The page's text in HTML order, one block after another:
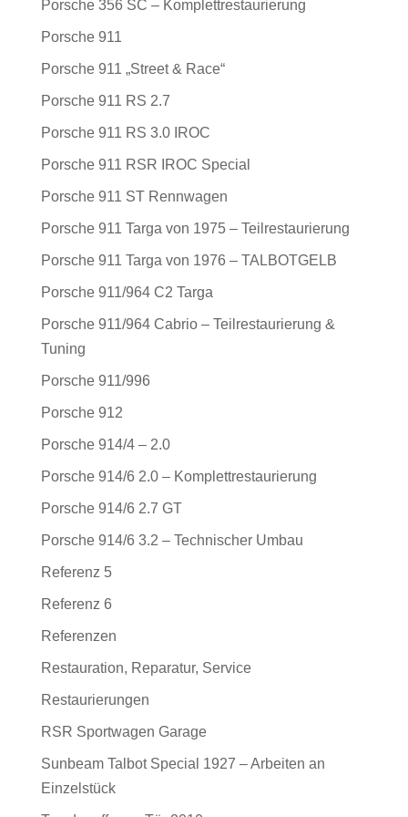
Porsche 356 SC – Komplettrestaurierung
Porsche 911
Porsche 911 „Street & Race“
Porsche 911 RS 2.7
Porsche 911 RS 3.0 IROC
Porsche 911 RSR IROC Special
Porsche 911 ST Rennwagen
Porsche 911 Targa von 1975 – Teilrestaurierung
Porsche 911 Targa von 1976 – TALBOTGELB
Porsche 911/964 C2 Targa
Porsche 911/964 Cabrio – Teilrestaurierung &
Tuning
Porsche 911/996
Porsche 912
Porsche 914/4 – 2.0
Porsche 914/6 2.0 – Komplettrestaurierung
Porsche 914/6 2.7 GT
Porsche 914/6 3.2 – Technischer Umbau
Referenz 5
Referenz 6
Referenzen
Restauration, Reparatur, Service
Restaurierungen
RSR Sportwagen Garage
Sunbeam Talbot Special 1927 – Arbeiten an
Einzelstück